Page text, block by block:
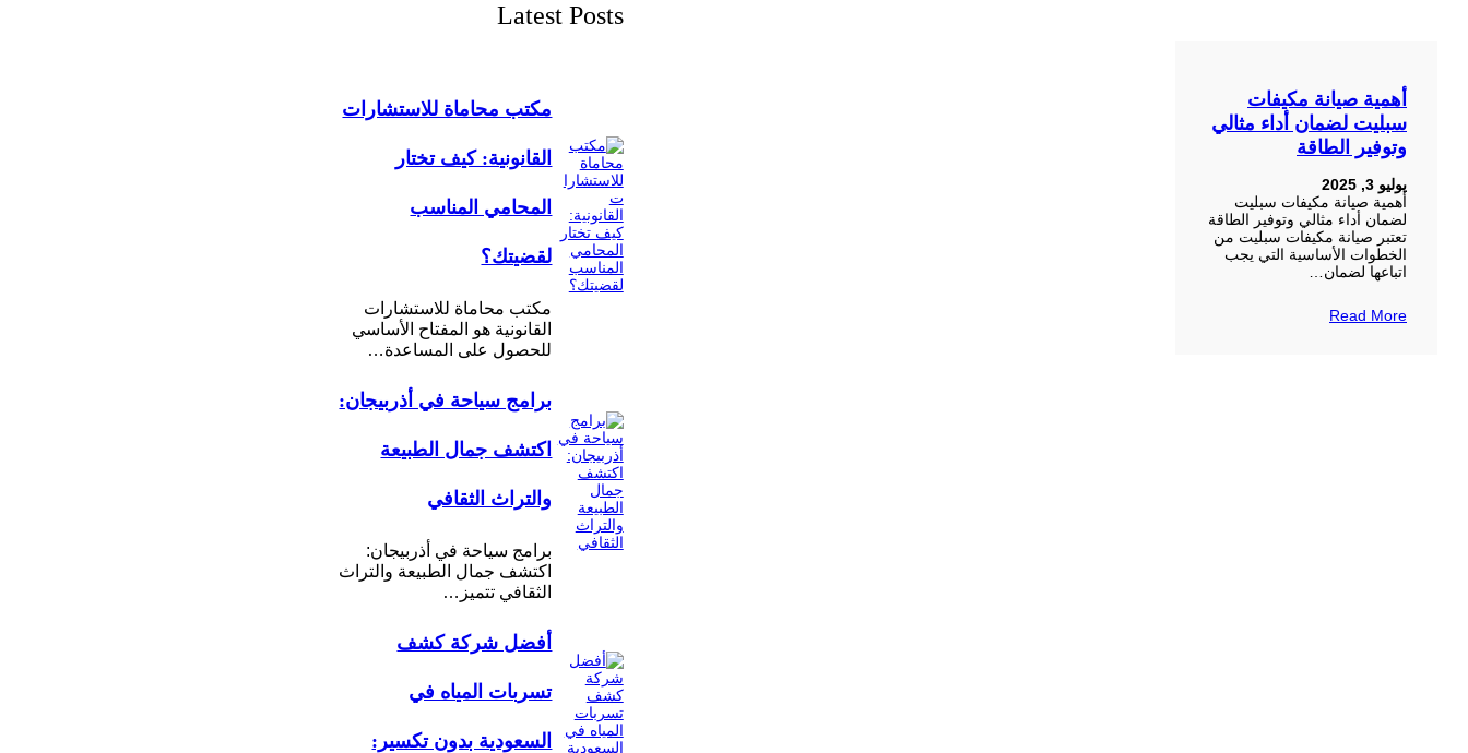
أهمية صيانة مكيفات
سبليت لضمان أداء مثالي
وتوفير الطاقة
يوليو 3, 2025
أهمية صيانة مكيفات سبليت
لضمان أداء مثالي وتوفير الطاقة
تعتبر صيانة مكيفات سبليت من
الخطوات الأساسية التي يجب
اتباعها لضمان…
Read More
Latest Posts
مكتب محاماة للاستشارات
القانونية: كيف تختار
المحامي المناسب
لقضيتك؟
مكتب محاماة للاستشارات
القانونية هو المفتاح الأساسي
للحصول على المساعدة…
برامج سياحة في أذربيجان:
اكتشف جمال الطبيعة
والتراث الثقافي
برامج سياحة في أذربيجان:
اكتشف جمال الطبيعة والتراث
الثقافي تتميز…
أفضل شركة كشف
تسربات المياه في
السعودية بدون تكسير: